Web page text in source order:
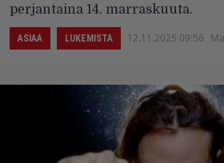
perjantaina 14. marraskuuta.
ASIAA LUKEMISTA 12.11.2025 09:56